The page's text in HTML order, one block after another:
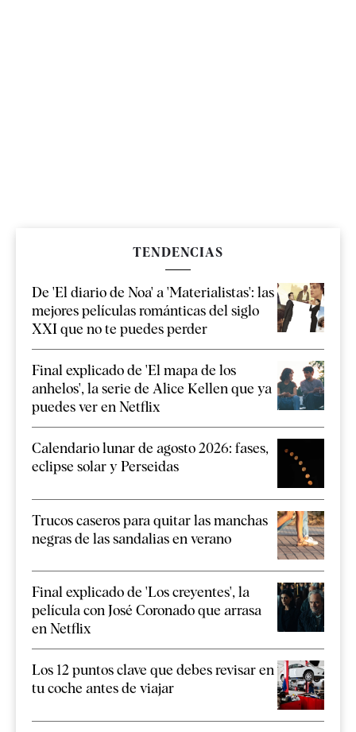
TENDENCIAS
De 'El diario de Noa' a 'Materialistas': las
mejores películas románticas del siglo
XXI que no te puedes perder
Final explicado de 'El mapa de los
anhelos', la serie de Alice Kellen que ya
puedes ver en Netflix
Calendario lunar de agosto 2026: fases,
eclipse solar y Perseidas
Trucos caseros para quitar las manchas
negras de las sandalias en verano
Final explicado de 'Los creyentes', la
película con José Coronado que arrasa
en Netflix
Los 12 puntos clave que debes revisar en
tu coche antes de viajar